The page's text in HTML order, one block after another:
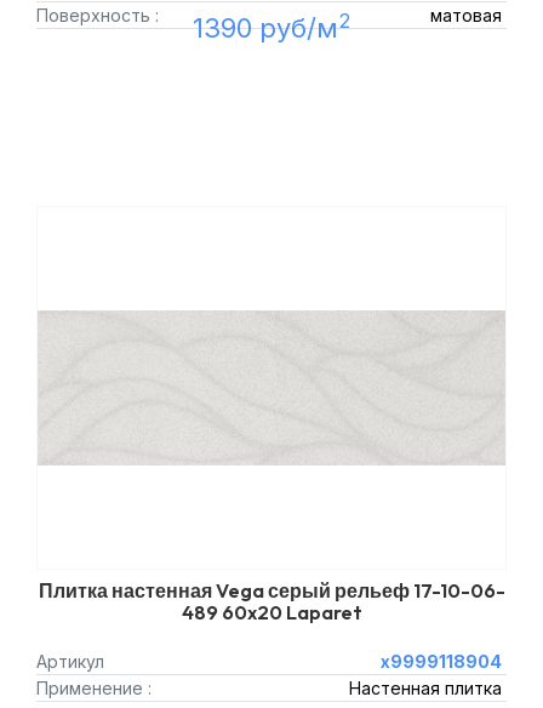
Поверхность :
матовая
1390 руб/м2
Плитка настенная Vega серый рельеф 17-10-06-
489 60x20 Laparet
Артикул
х9999118904
Применение :
Настенная плитка